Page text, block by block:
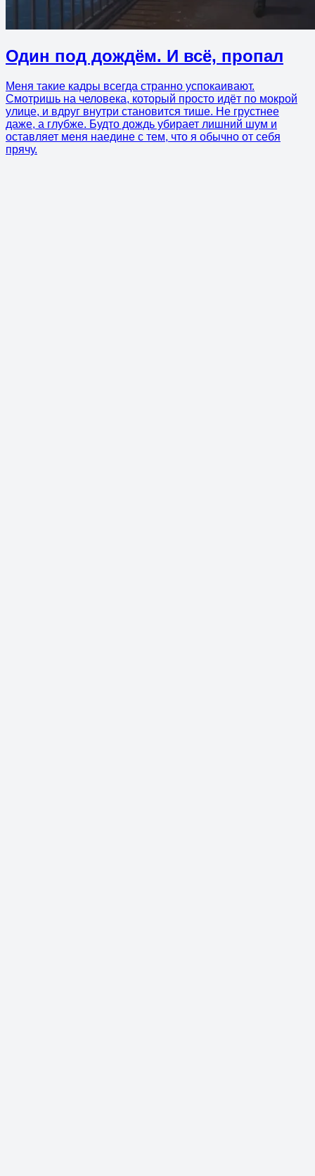
Один под дождём. И всё, пропал
Меня такие кадры всегда странно успокаивают.
Смотришь на человека, который просто идёт по мокрой
улице, и вдруг внутри становится тише. Не грустнее
даже, а глубже. Будто дождь убирает лишний шум и
оставляет меня наедине с тем, что я обычно от себя
прячу.